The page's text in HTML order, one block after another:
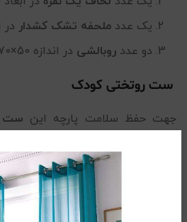
یک عدد ملحفه تشک کشدار در ابعاد
دو عدد روبالشی در اندازه 50×70 سانتی متر می باشد.
ست روتختی کودک
جهت حفظ سلامت پارچه این ست
محصول ارائه شده از پارچه با